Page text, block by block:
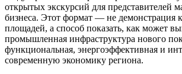
открытых экскурсий для представителей
бизнеса. Этот формат — не демонстрация
площадей, а способ показать, как может
промышленная инфраструктура нового
функциональная, энергоэффективная и
современную экономику региона.